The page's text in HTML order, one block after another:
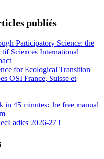
publiés
Participatory Science: the
Sciences International
for Ecological Transition
OSI France, Suisse et
45 minutes: the free manual
2026-27 !